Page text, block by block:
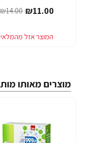
₪11.00
₪14.00
מוצרים מאותו